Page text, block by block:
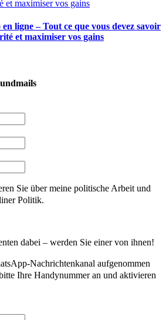
ligne – Tout ce que vous devez savoir
et maximiser vos gains
Sie über meine politische Arbeit und
Politik.
dabei – werden Sie einer von ihnen!
Nachrichtenkanal aufgenommen
Ihre Handynummer an und aktivieren